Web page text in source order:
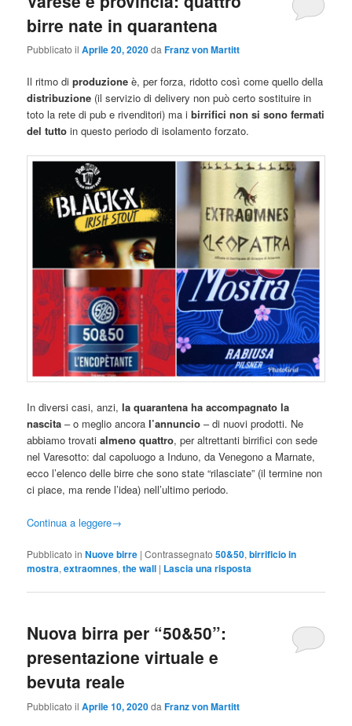
birre nate in quarantena
Pubblicato ilAprile 20, 2020daFranz von Martitt
Il ritmo diproduzione è, per forza, ridotto così come quello della
distribuzione (il servizio di delivery non può certo sostituire in
toto la rete di pub e rivenditori) ma ibirrifici non si sono fermati
del tutto in questo periodo di isolamento forzato.
In diversi casi, anzi,la quarantena ha accompagnato la
nascita – o meglio ancoral’annuncio – di nuovi prodotti. Ne
abbiamo trovatialmeno quattro, per altrettanti birrifici con sede
nel Varesotto: dal capoluogo a Induno, da Venegono a Marnate,
ecco l’elenco delle birre che sono state “rilasciate” (il termine non
ci piace, ma rende l’idea) nell’ultimo periodo.
Continua a leggere→
Pubblicato in Nuove birre |Contrassegnato 50&50,birrificio in
mostra,extraomnes,the wall | Lascia una risposta
Nuova birra per “50&50”:
presentazione virtuale e
bevuta reale
Pubblicato ilAprile 10, 2020daFranz von Martitt